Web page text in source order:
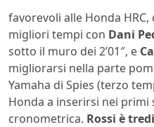
favorevoli alle Honda
migliori tempi con Dani
sotto il muro dei 2’01″, e
migliorarsi nella parte
Yamaha di Spies (terzo
Honda a inserirsi nei primi
cronometrica. Rossi è